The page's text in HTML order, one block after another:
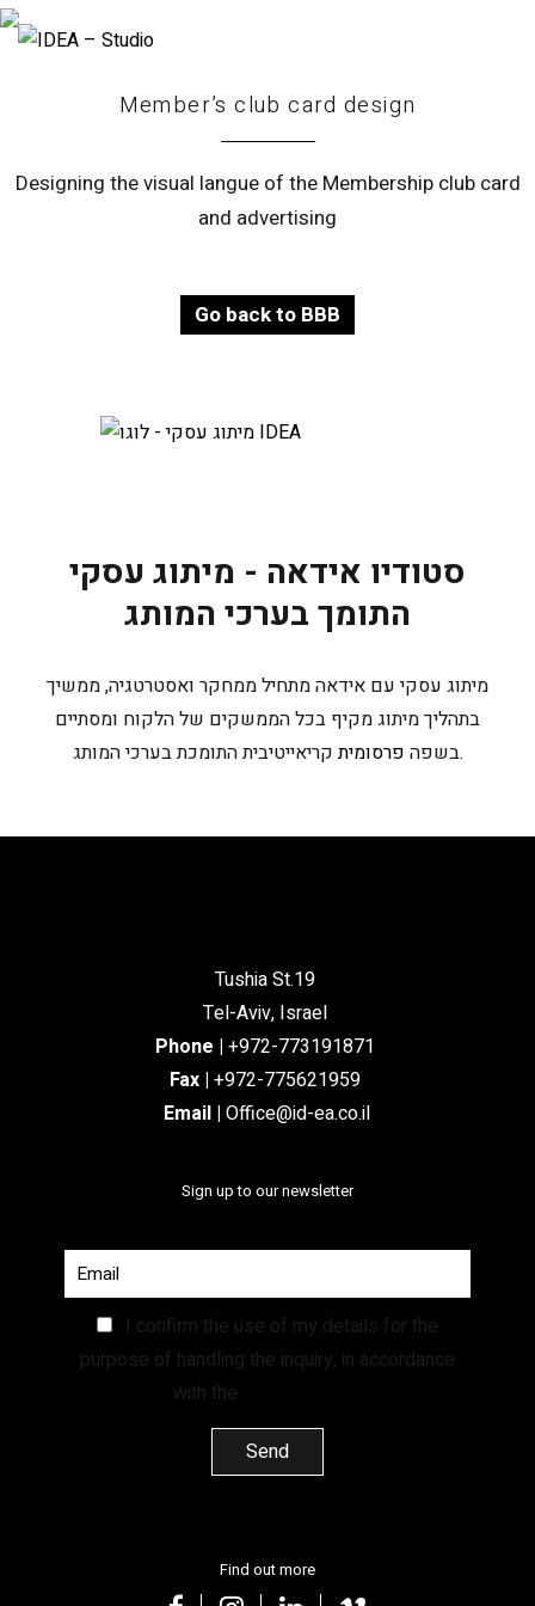
Member’s club card design
Designing the visual langue of the Membership club card
and advertising
Go back to BBB
סטודיו אידאה - מיתוג עסקי
התומך בערכי המותג
מיתוג עסקי עם אידאה מתחיל ממחקר ואסטרטגיה, ממשיך
בתהליך מיתוג מקיף בכל הממשקים של הלקוח ומסתיים
בשפה פרסומית קריאייטיבית התומכת בערכי המותג.
Tushia St.19
Tel-Aviv, Israel
Phone | +972-773191871
Fax | +972-775621959
Email | Office@id-ea.co.il
Sign up to our newsletter
I confirm the use of my details for the
purpose of handling the inquiry, in accordance
with the
Find out more